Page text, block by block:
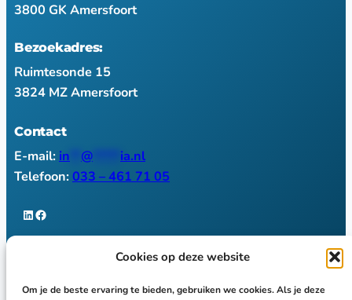
Cookies op deze website
Om je de beste ervaring te bieden, gebruiken we cookies. Als je deze
3800 GK Amersfoort
Bezoekadres:
Ruimtesonde 15
3824 MZ Amersfoort
Contact
E-mail: in @
ia.nl
Telefoon:033 – 461 71 05
LinkedIn Facebook
Het team van Fiducia